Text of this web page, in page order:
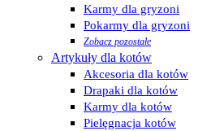
Karmy dla gryzoni
Pokarmy dla gryzoni
Zobacz pozostałe
Artykuły dla kotów
Akcesoria dla kotów
Drapaki dla kotów
Karmy dla kotów
Pielęgnacja kotów